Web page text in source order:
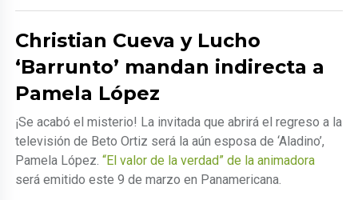
Christian Cueva y Lucho
‘Barrunto’ mandan indirecta a
Pamela López
¡Se acabó el misterio! La invitada que abrirá el regreso a la
televisión de Beto Ortiz será la aún esposa de ‘Aladino’,
Pamela López.“El valor de la verdad” de la animadora
será emitido este 9 de marzo en Panamericana.